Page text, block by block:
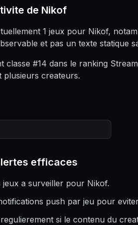
de Nikof
1 jeux pour Nikof,
et pas un texte statique
classe #14 dans le ranking
plusieurs createurs.
efficaces
jeux a surveiller pour Nikof.
push par jeu pour
si le contenu du